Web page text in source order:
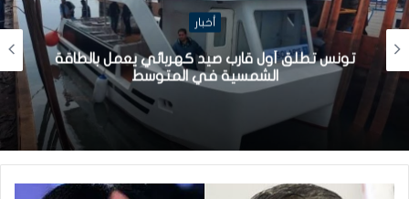
أخبار
تونس تطلق أول قارب صيد كهربائي يعمل بالطاقة
الشمسية في المتوسط